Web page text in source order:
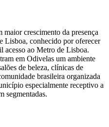
crescimento da presença
Lisboa, conhecido por oferecer
acesso ao Metro de Lisboa.
em Odivelas um ambiente
de beleza, clínicas de
brasileira organizada
especialmente receptivo a
segmentadas.